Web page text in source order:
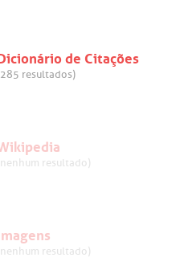
de Citações
resultados)
resultado)
resultado)